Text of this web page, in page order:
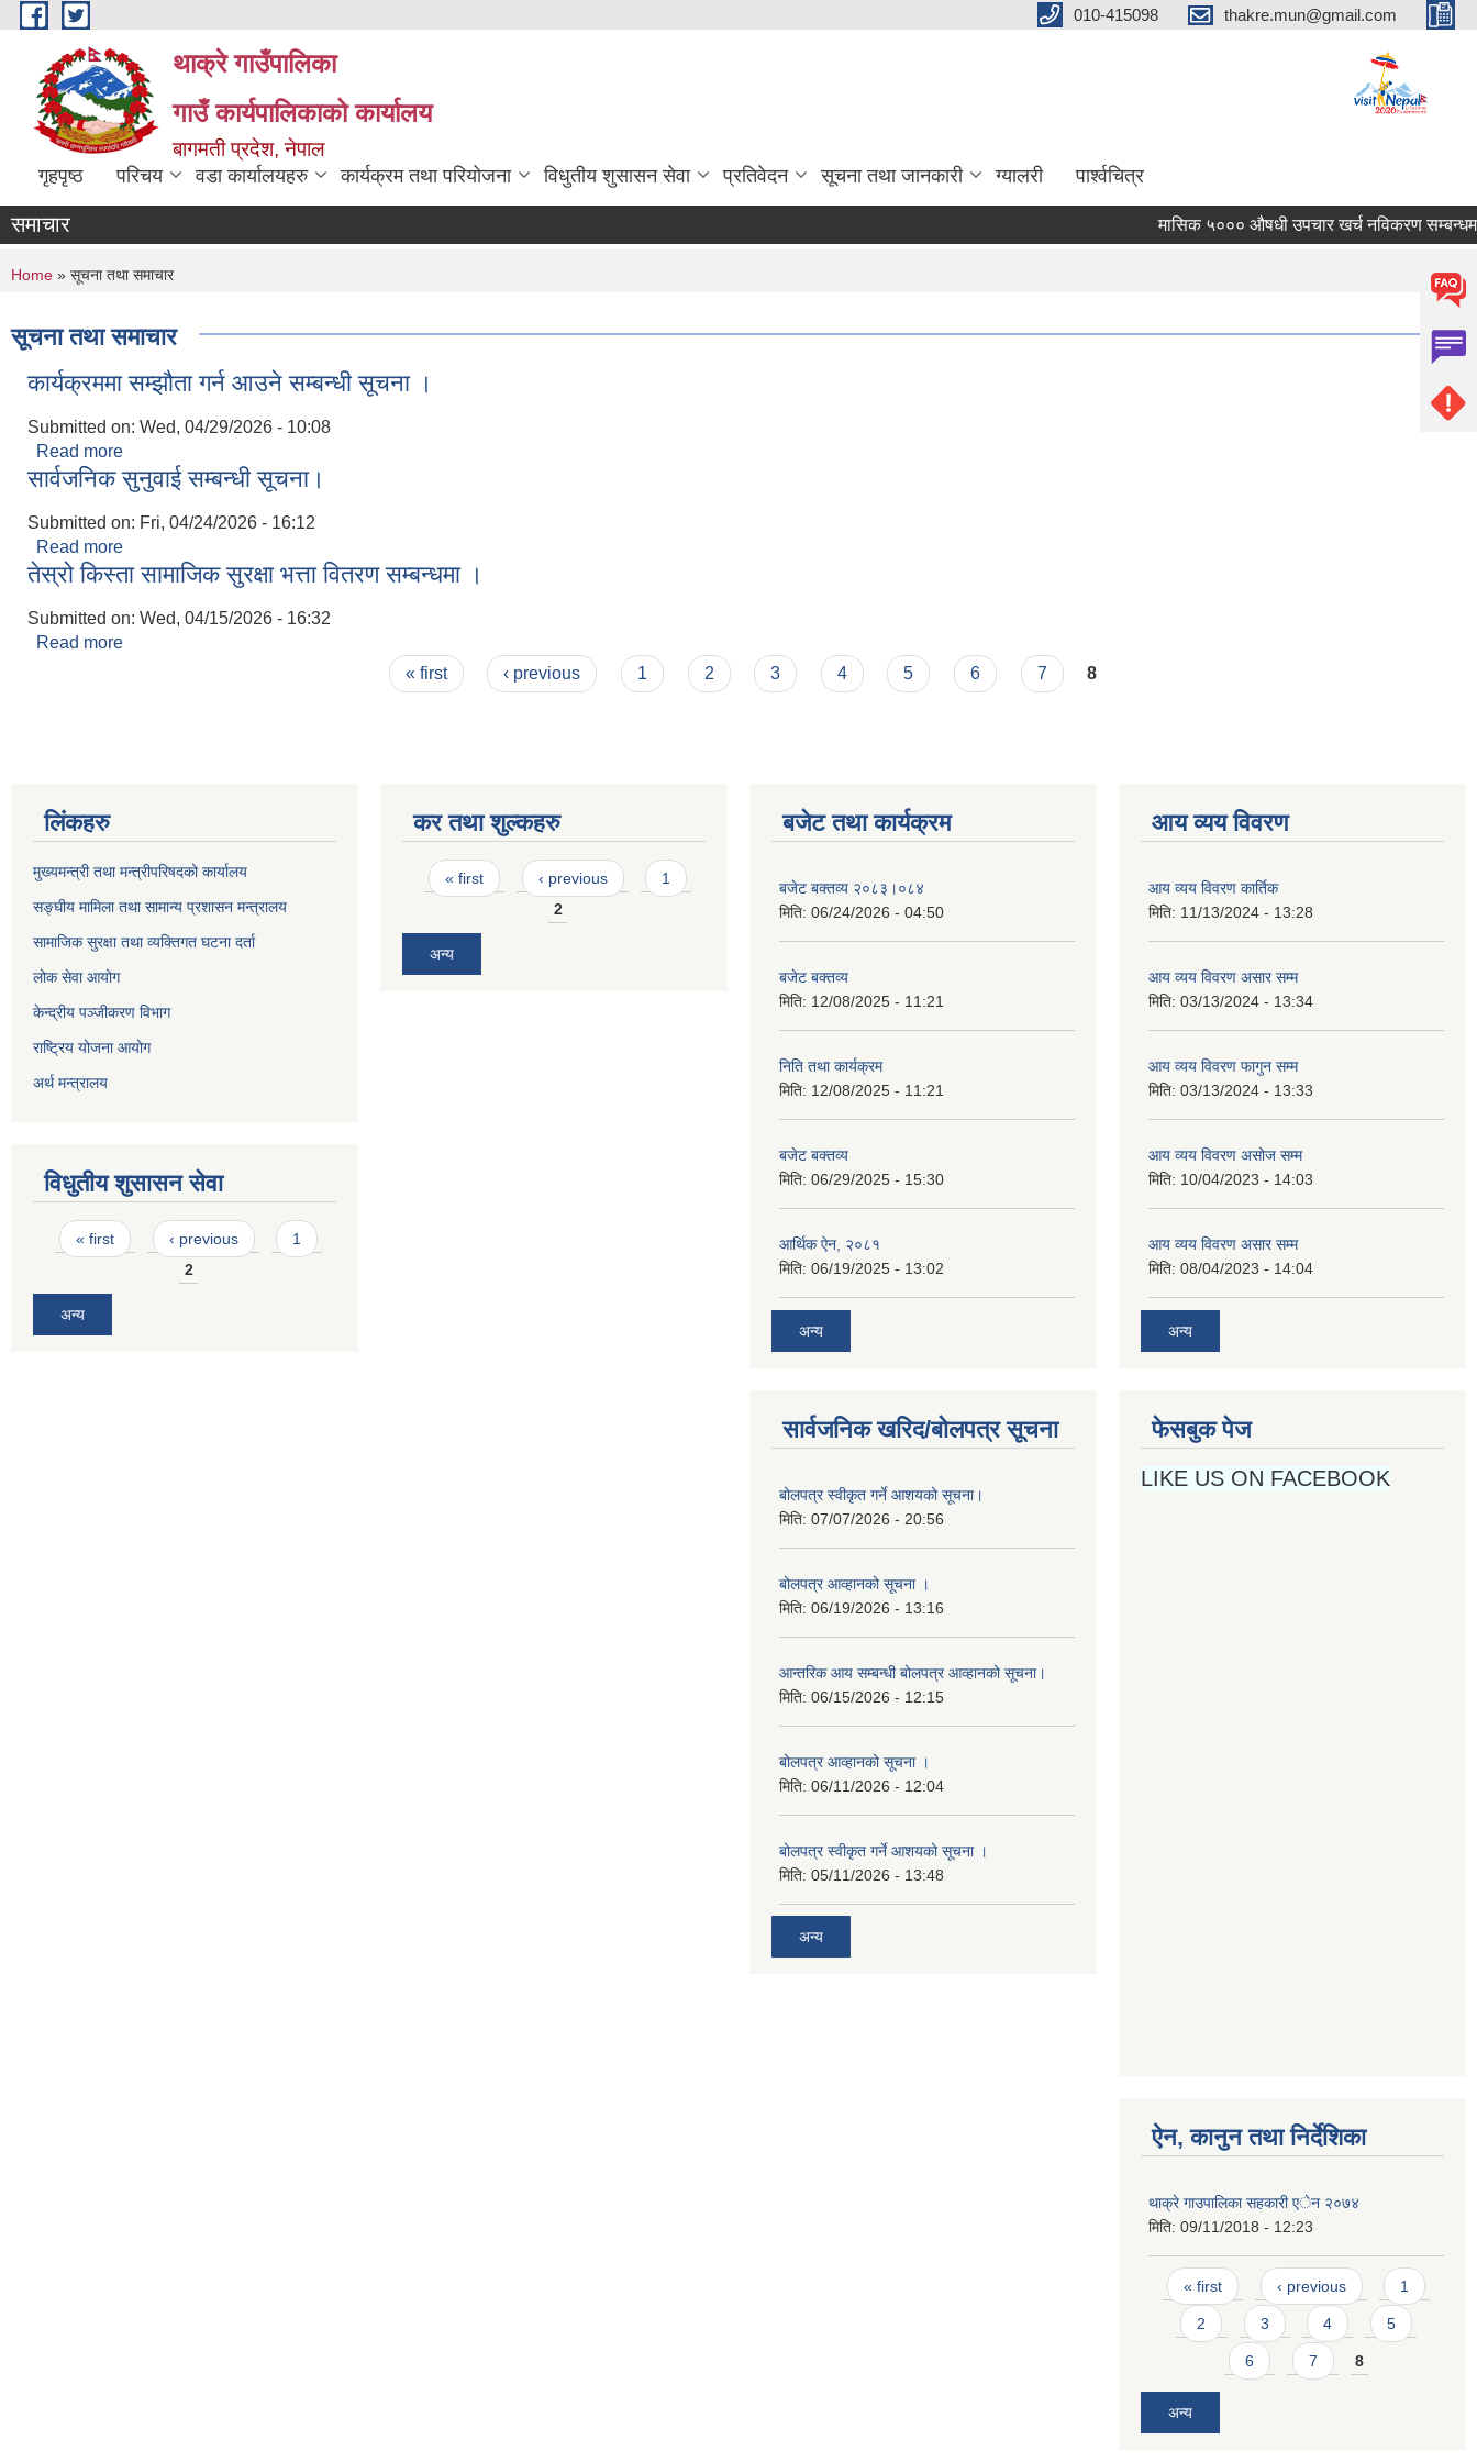
Skip to main content 010-415098 thakre.mun@gmail.com
थाक्रे गाउँपालिका
गाउँ कार्यपालिकाको कार्यालय
बागमती प्रदेश, नेपाल
गृहपृष्ठ परिचय वडा कार्यालयहरु कार्यक्रम तथा परियोजना विधुतीय शुसासन सेवा प्रतिवेदन सूचना तथा जानकारी ग्यालरी पार्श्वचित्र
समाचार मासिक ५००० औषधी उपचार खर्च नविकरण सम्बन्धमा ।
You are here
Home » सूचना तथा समाचार
सूचना तथा समाचार
कार्यक्रममा सम्झौता गर्न आउने सम्बन्धी सूचना ।
Submitted on: Wed, 04/29/2026 - 10:08
Read more
सार्वजनिक सुनुवाई सम्बन्धी सूचना।
Submitted on: Fri, 04/24/2026 - 16:12
Read more
तेस्रो किस्ता सामाजिक सुरक्षा भत्ता वितरण सम्बन्धमा ।
Submitted on: Wed, 04/15/2026 - 16:32
Read more
« first ‹ previous 1 2 3 4 5 6 7 8
लिंकहरु
मुख्यमन्त्री तथा मन्त्रीपरिषदको कार्यालय
सङ्घीय मामिला तथा सामान्य प्रशासन मन्त्रालय
सामाजिक सुरक्षा तथा व्यक्तिगत घटना दर्ता
लोक सेवा आयोग
केन्द्रीय पञ्जीकरण विभाग
राष्ट्रिय योजना आयोग
अर्थ मन्त्रालय
विधुतीय शुसासन सेवा
Pages
« first ‹ previous
1
2
अन्य
कर तथा शुल्कहरु
Pages
« first ‹ previous
1
2
अन्य
बजेट तथा कार्यक्रम
बजेट बक्तव्य २०८३।०८४
मिति: 06/24/2026 - 04:50
बजेट बक्तव्य
मिति: 12/08/2025 - 11:21
निति तथा कार्यक्रम
मिति: 12/08/2025 - 11:21
बजेट बक्तव्य
मिति: 06/29/2025 - 15:30
आर्थिक ऐन, २०८१
मिति: 06/19/2025 - 13:02
अन्य
सार्वजनिक खरिद/बोलपत्र सूचना
बोलपत्र स्वीकृत गर्ने आशयको सूचना।
मिति: 07/07/2026 - 20:56
बोलपत्र आव्हानको सूचना ।
मिति: 06/19/2026 - 13:16
आन्तरिक आय सम्बन्धी बोलपत्र आव्हानको सूचना।
मिति: 06/15/2026 - 12:15
बोलपत्र आव्हानको सूचना ।
मिति: 06/11/2026 - 12:04
बोलपत्र स्वीकृत गर्ने आशयको सूचना ।
मिति: 05/11/2026 - 13:48
अन्य
आय व्यय विवरण
आय व्यय विवरण कार्तिक
मिति: 11/13/2024 - 13:28
आय व्यय विवरण असार सम्म
मिति: 03/13/2024 - 13:34
आय व्यय विवरण फागुन सम्म
मिति: 03/13/2024 - 13:33
आय व्यय विवरण असोज सम्म
मिति: 10/04/2023 - 14:03
आय व्यय विवरण असार सम्म
मिति: 08/04/2023 - 14:04
अन्य
फेसबुक पेज
LIKE US ON FACEBOOK
ऐन, कानुन तथा निर्देशिका
थाक्रे गाउपालिका सहकारी एेन २०७४
मिति: 09/11/2018 - 12:23
Pages
« first ‹ previous 1
2 3 4 5
6 7 8
अन्य